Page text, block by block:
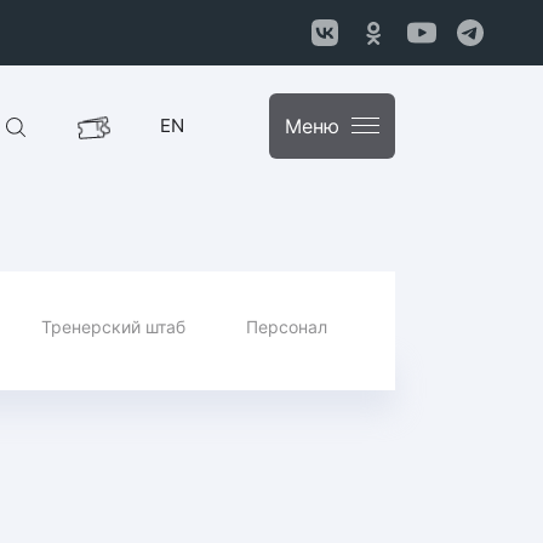
EN Меню
Тренерский штаб Персонал